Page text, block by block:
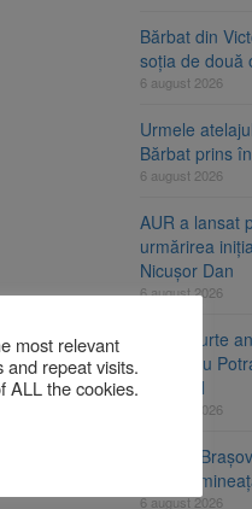
Bărbat din
soția de două
6 august 2026
Urmele
Bărbat prins
6 august 2026
AUR a lansat
urmărirea
Nicușor Dan
6 august 2026
Înalta Curte
și Horațiu
procesul
6 august 2026
Județul
vineri
6 august 2026
most relevant
repeat visits.
ALL the cookies.